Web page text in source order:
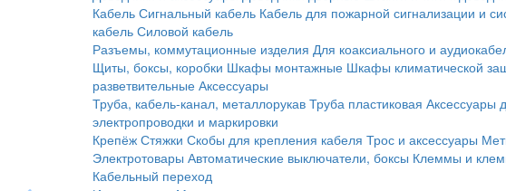
Кабель Сигнальный кабель Кабель для пожарной сигнализации и
кабель Силовой кабель
Разъемы, коммутационные изделия Для коаксиального и
Щиты, боксы, коробки Шкафы монтажные Шкафы климатической
разветвительные Аксессуары
Труба, кабель-канал, металлорукав Труба пластиковая Аксессуары
электропроводки и маркировки
Крепёж Стяжки Скобы для крепления кабеля Трос и аксессуары
Электротовары Автоматические выключатели, боксы Клеммы и
Кабельный переход